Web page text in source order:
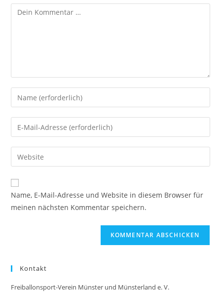
Kommentar
Gib
deinen
Namen
oder
zum
Kommentieren
ein
Gib
deine
E-
Mail-
zum
Kommentieren
ein
Gib
deine
Website-
URL
Name, E-Mail-Adresse und Website in diesem Browser für
meinen nächsten Kommentar speichern.
Kontakt
Freiballonsport-Verein Münster und Münsterland e. V.